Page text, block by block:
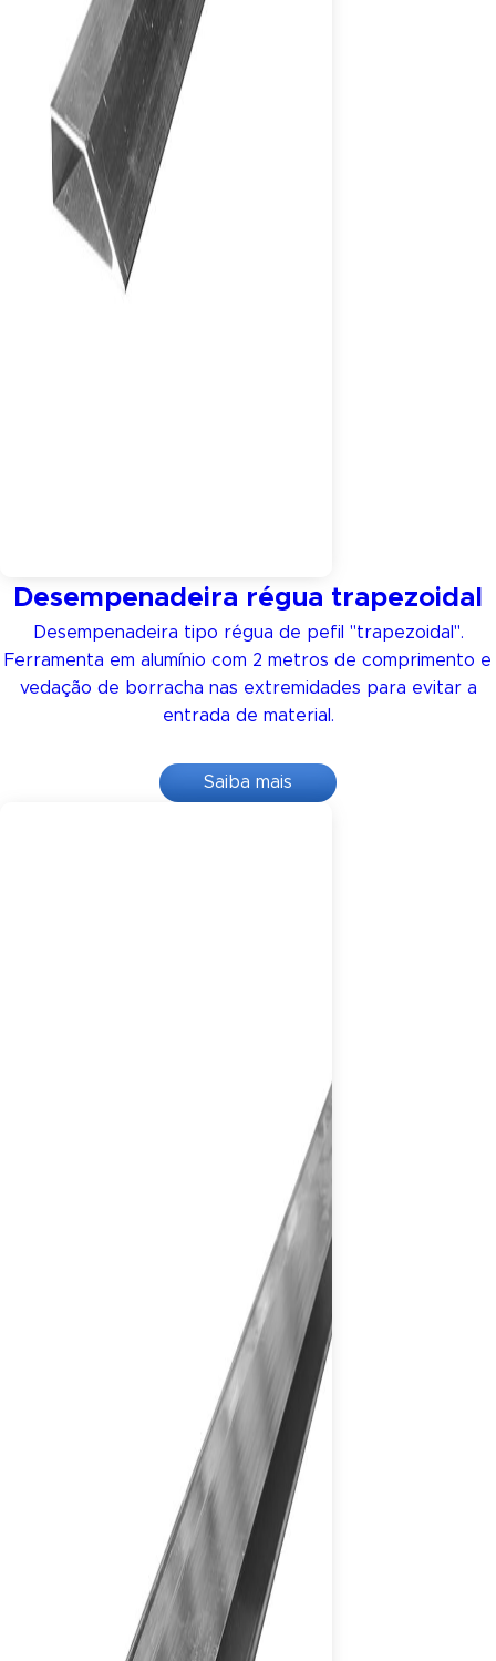
Desempenadeira régua trapezoidal
Desempenadeira tipo régua de pefil "trapezoidal".
Ferramenta em alumínio com 2 metros de comprimento e
vedação de borracha nas extremidades para evitar a
entrada de material.
Saiba mais